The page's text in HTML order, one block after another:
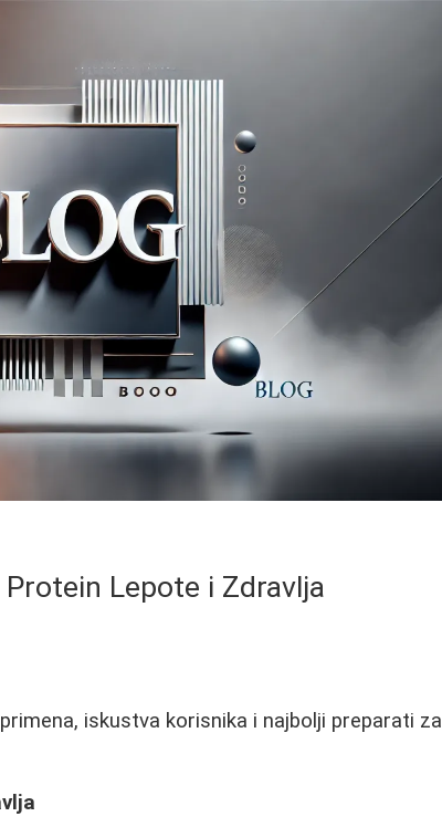
Lepote i Zdravlja
iskustva korisnika i najbolji preparati za